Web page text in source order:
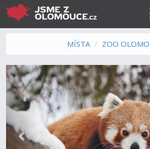
MÍSTA ZOO
Předchozí